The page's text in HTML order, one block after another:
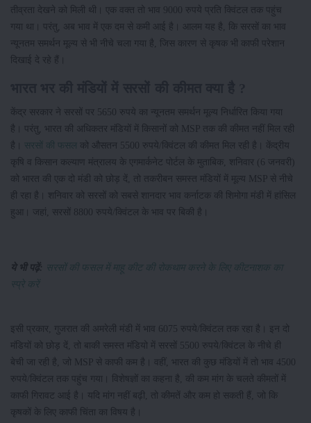
तीव्रता देखने को मिली थी। एक वक्त तो भाव 9000 रुपये प्रति क्विंटल तक पहुंच
गया था। परंतु, अब भाव में एक दम से कमी आई है। आलम यह है, कि सरसों का भाव
न्यूनतम समर्थन मूल्य से भी नीचे चला गया है, जिस कारण से कृषक भी काफी परेशान
दिखाई दे रहे हैं।
केंद्र सरकार ने सरसों पर 5650 रुपये का न्यूनतम समर्थन मूल्य निर्धारित किया गया
है। परंतु, भारत की अधिकतर मंडियों में किसानों को MSP तक की कीमत नहीं मिल रही
है।
सरसों की फसल को औसतन 5500 रुपये/क्विंटल की कीमत मिल रही है। केंद्रीय
कृष‍ि व क‍िसान कल्याण मंत्रालय के एगमार्कनेट पोर्टल के मुताबिक, शनिवार (6 जनवरी)
को भारत की एक दो मंडी को छोड़ दें, तो तकरीबन समस्त मंडियों में मूल्य MSP से नीचे
ही रहा है। शनिवार को सरसों को सबसे शानदार भाव कर्नाटक की शिमोगा मंडी में हांसिल
हुआ। जहां, सरसों 8800 रुपये/क्विंटल के भाव पर बिकी है।
ये भी पढ़ें: सरसों की फसल में माहू कीट की रोकथाम करने के लिए कीटनाशक का
स्प्रे करें
इसी प्रकार, गुजरात की अमरेली मंडी में भाव 6075 रुपये/क्विंटल तक रहा है। इन दो
मंडियों को छोड़ दें, तो बाकी समस्त मंडियो में सरसों 5500 रुपये/क्विंटल के नीचे ही
बेची जा रही है, जो MSP से काफी कम है। वहीं, भारत की कुछ मंडियों में तो भाव 4500
रुपये/क्विंटल तक पहुंच गया। विशेषज्ञों का कहना है, की कम मांग के चलते कीमतों में
काफी गिरावट आई है। यदि मांग नहीं बढ़ी, तो कीमतें और कम हो सकती हैं, जो कि
कृषकों के लिए काफी चिंता का विषय है।